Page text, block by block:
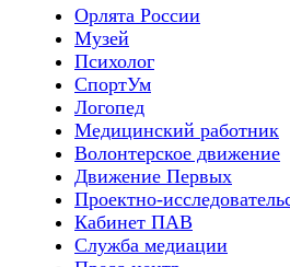
Орлята России
Музей
Психолог
СпортУм
Логопед
Медицинский работник
Волонтерское движение
Движение Первых
Проектно-
Кабинет ПАВ
Служба медиации